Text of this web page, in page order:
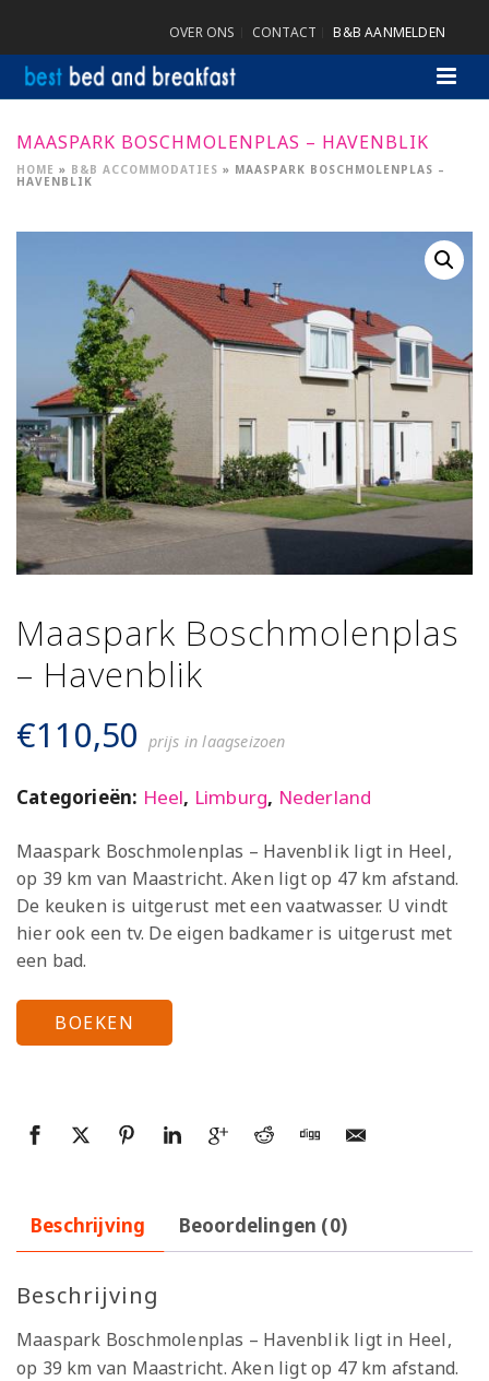
OVER ONS CONTACT B&B AANMELDEN
MAASPARK BOSCHMOLENPLAS – HAVENBLIK
HOME » B&B ACCOMMODATIES » MAASPARK BOSCHMOLENPLAS –
HAVENBLIK
Maaspark Boschmolenplas
– Havenblik
€110,50 prijs in laagseizoen
Categorieën: Heel, Limburg, Nederland
Maaspark Boschmolenplas – Havenblik ligt in Heel,
op 39 km van Maastricht. Aken ligt op 47 km afstand.
De keuken is uitgerust met een vaatwasser. U vindt
hier ook een tv. De eigen badkamer is uitgerust met
een bad.
BOEKEN
Beschrijving Beoordelingen (0)
Beschrijving
Maaspark Boschmolenplas – Havenblik ligt in Heel,
op 39 km van Maastricht. Aken ligt op 47 km afstand.